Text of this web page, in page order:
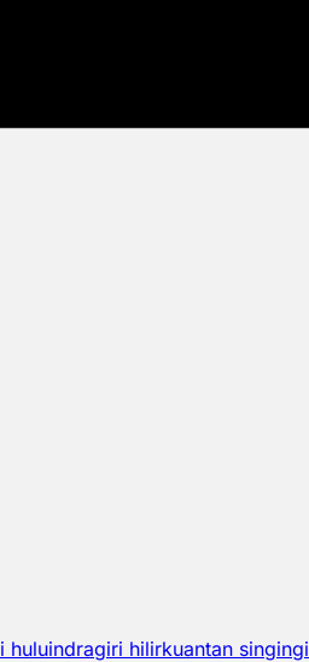
huluindragiri hilirkuantan singingi